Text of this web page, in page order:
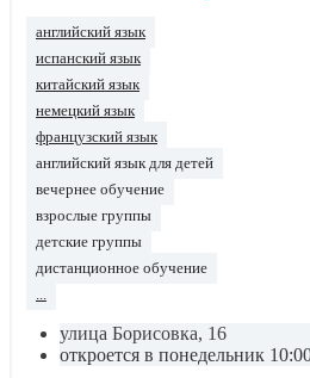
английский язык
испанский язык
китайский язык
немецкий язык
французский язык
английский язык для детей
вечернее обучение
взрослые группы
детские группы
дистанционное обучение
...
улица Борисовка, 16
откроется в понедельник